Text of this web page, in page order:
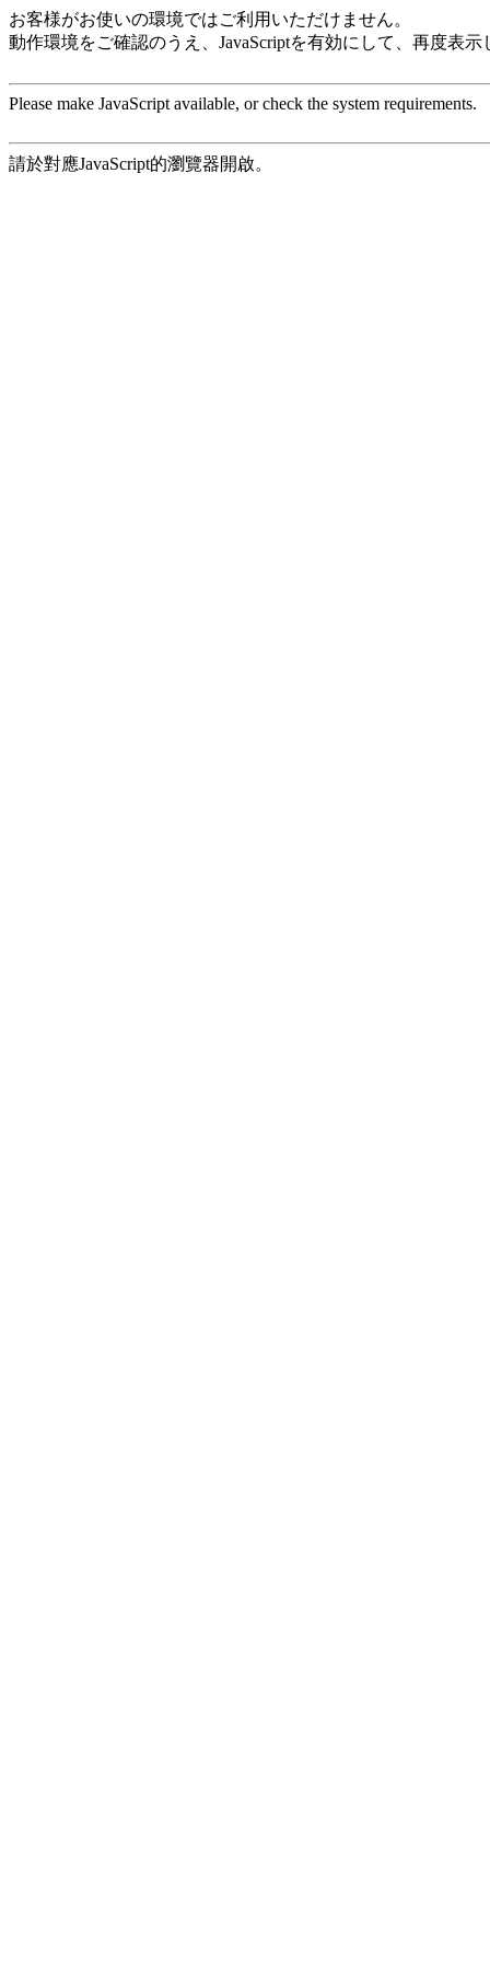
お客様がお使いの環境ではご利用いただけません。
動作環境をご確認のうえ、JavaScriptを有効にして、再度表
Please make JavaScript available, or check the system requirements.
請於對應JavaScript的瀏覽器開啟。